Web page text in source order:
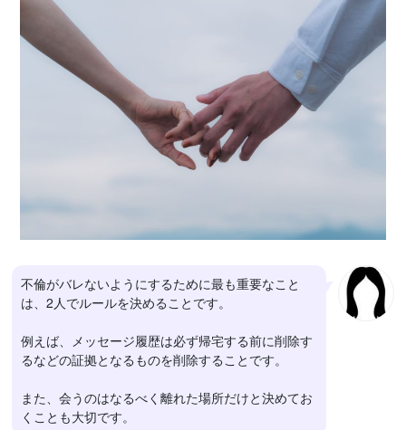
不倫がバレないようにするために最も重要なこと
は、2人でルールを決めることです。
例えば、メッセージ履歴は必ず帰宅する前に削除す
るなどの証拠となるものを削除することです。
また、会うのはなるべく離れた場所だけと決めてお
くことも大切です。